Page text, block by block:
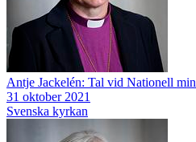
Antje Jackelén: Tal vid Nationell
31 oktober 2021
Svenska kyrkan